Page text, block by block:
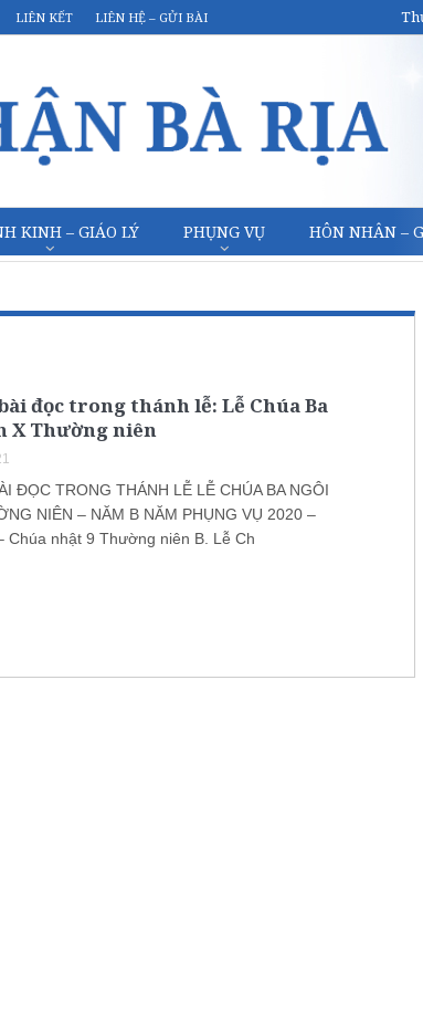
LIÊN KẾT LIÊN HỆ – GỬI BÀI
KINH – GIÁO LÝ PHỤNG VỤ HÔN NHÂN –
đọc trong thánh lễ: Lễ Chúa Ba
X Thường niên
ĐỌC TRONG THÁNH LỄ LỄ CHÚA BA NGÔI
NIÊN – NĂM B NĂM PHỤNG VỤ 2020 –
Chúa nhật 9 Thường niên B. Lễ Ch